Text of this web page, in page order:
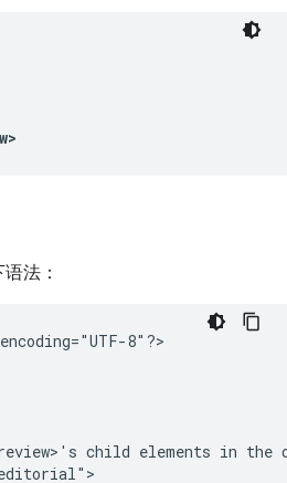
法：
encoding="UTF-8"?>
child elements in the